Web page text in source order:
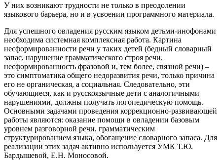
У них возникают трудности не только в преодолении
языкового барьера, но и в усвоении программного материала.
Для успешного овладения русским языком детьми-инофонами
необходима системная комплексная работа. Картина
несформированности речи у таких детей (бедный словарный
запас, нарушение грамматического строя речи,
несформированность фразовой и, тем более, связной речи) –
это симптоматика общего недоразвития речи, только причина
его не органическая, а социальная. Следовательно, эти
обучающиеся, как и русскоязычные дети с аналогичными
нарушениями, должны получать логопедическую помощь.
Основными задачами проведения коррекционно-развивающей
работы являются: оказание помощи в овладении базовым
уровнем разговорной речи, грамматическим
структурированием языка, обогащение словарного запаса. Для
реализации этих задач активно используется УМК Т.Ю.
Бардышевой, Е.Н. Моносовой.